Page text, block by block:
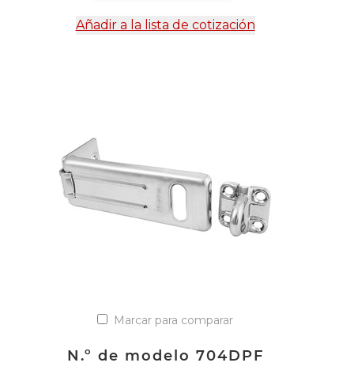
Añadir a la lista de cotización
Marcar para comparar
N.º de modelo 704DPF